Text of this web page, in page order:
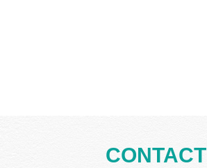
CONTACT